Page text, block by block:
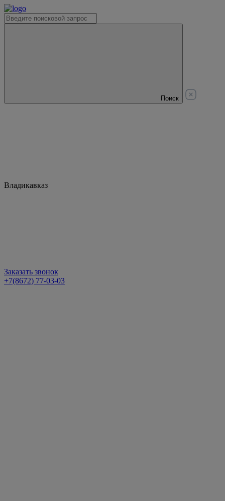
Поиск
Владикавказ
Заказать звонок
+7(8672) 77-03-03